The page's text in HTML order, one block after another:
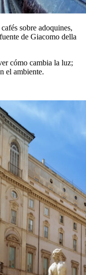
sobre adoquines,
de Giacomo della
cómo cambia la luz;
el ambiente.